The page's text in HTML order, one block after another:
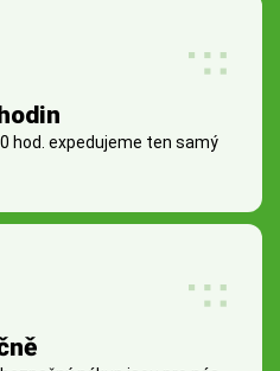
hod. expedujeme ten samý